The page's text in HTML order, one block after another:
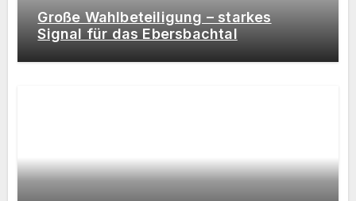
Große Wahlbeteiligung – starkes
Signal für das Ebersbachtal